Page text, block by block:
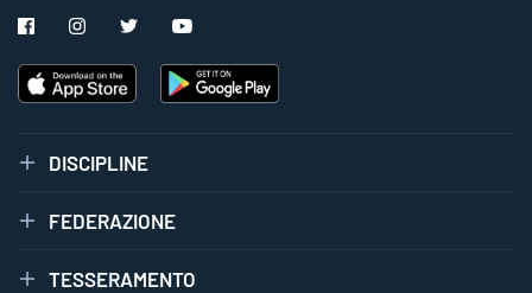
DISCIPLINE
FEDERAZIONE
TESSERAMENTO